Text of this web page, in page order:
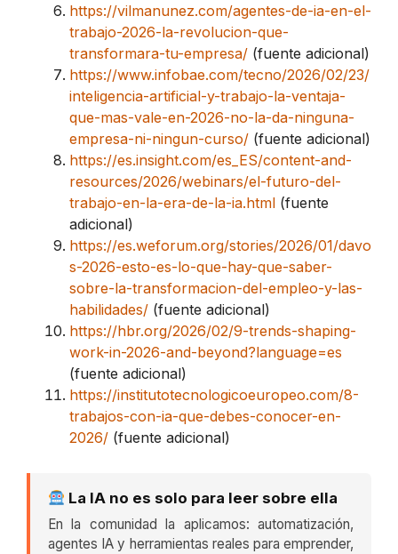
https://vilmanunez.com/agentes-de-ia-en-el-
trabajo-2026-la-revolucion-que-
transformara-tu-empresa/ (fuente adicional)
https://www.infobae.com/tecno/2026/02/23/
inteligencia-artificial-y-trabajo-la-ventaja-
que-mas-vale-en-2026-no-la-da-ninguna-
empresa-ni-ningun-curso/ (fuente adicional)
https://es.insight.com/es_ES/content-and-
resources/2026/webinars/el-futuro-del-
trabajo-en-la-era-de-la-ia.html (fuente
adicional)
https://es.weforum.org/stories/2026/01/davo
s-2026-esto-es-lo-que-hay-que-saber-
sobre-la-transformacion-del-empleo-y-las-
habilidades/ (fuente adicional)
https://hbr.org/2026/02/9-trends-shaping-
work-in-2026-and-beyond?language=es
(fuente adicional)
https://institutotecnologicoeuropeo.com/8-
trabajos-con-ia-que-debes-conocer-en-
2026/ (fuente adicional)
La IA no es solo para leer sobre ella
En la comunidad la aplicamos: automatización,
agentes IA y herramientas reales para emprender,